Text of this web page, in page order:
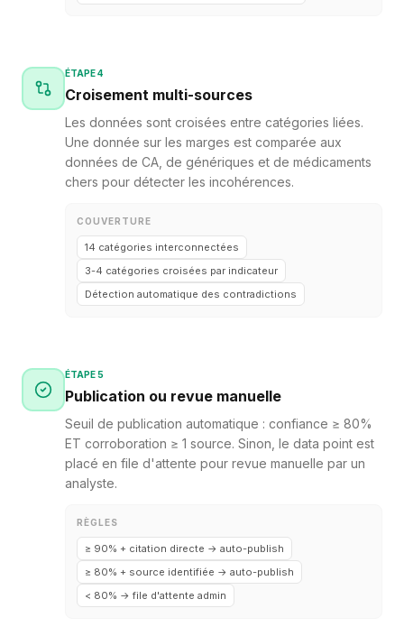
ÉTAPE 4
Croisement multi-sources
Les données sont croisées entre catégories liées.
Une donnée sur les marges est comparée aux
données de CA, de génériques et de médicaments
chers pour détecter les incohérences.
COUVERTURE
14 catégories interconnectées
3-4 catégories croisées par indicateur
Détection automatique des contradictions
ÉTAPE 5
Publication ou revue manuelle
Seuil de publication automatique : confiance ≥ 80%
ET corroboration ≥ 1 source. Sinon, le data point est
placé en file d'attente pour revue manuelle par un
analyste.
RÈGLES
≥ 90% + citation directe → auto-publish
≥ 80% + source identifiée → auto-publish
< 80% → file d'attente admin